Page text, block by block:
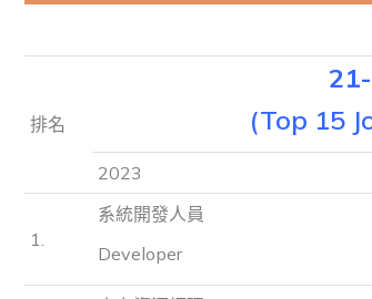
排名
(Top 15
2023
1.
系統開發人員
Developer